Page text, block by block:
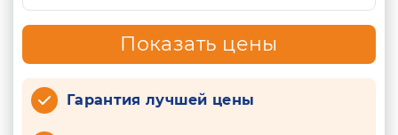
Показать цены
Гарантия лучшей цены